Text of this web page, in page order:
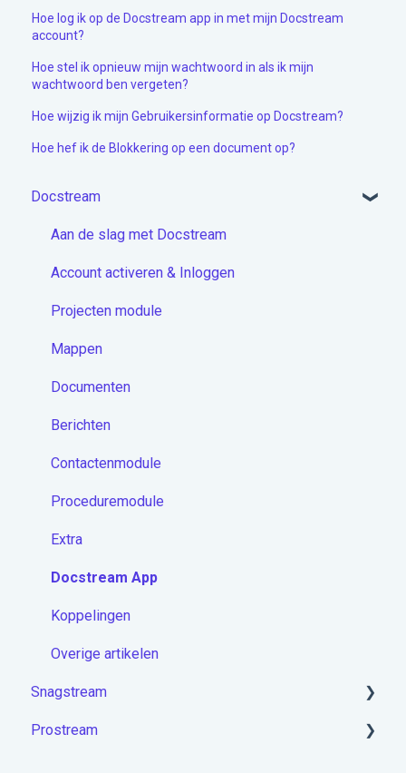
Hoe log ik op de Docstream app in met mijn Docstream
account?
Hoe stel ik opnieuw mijn wachtwoord in als ik mijn
wachtwoord ben vergeten?
Hoe wijzig ik mijn Gebruikersinformatie op Docstream?
Hoe hef ik de Blokkering op een document op?
Docstream
Aan de slag met Docstream
Account activeren & Inloggen
Projecten module
Mappen
Documenten
Berichten
Contactenmodule
Proceduremodule
Extra
Docstream App
Koppelingen
Overige artikelen
Snagstream
Aan de slag met Snagstream
Prostream